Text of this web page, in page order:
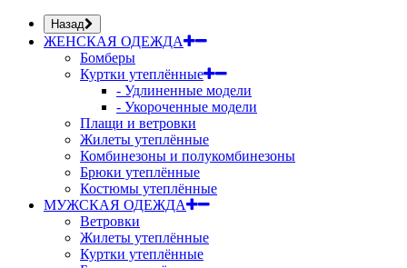
Назад
ЖЕНСКАЯ ОДЕЖДА
Бомберы
Куртки утеплённые
- Удлиненные модели
- Укороченные модели
Плащи и ветровки
Жилеты утеплённые
Комбинезоны и полукомбинезоны
Брюки утеплённые
Костюмы утеплённые
МУЖСКАЯ ОДЕЖДА
Ветровки
Жилеты утеплённые
Куртки утеплённые